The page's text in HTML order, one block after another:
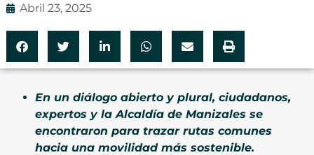
Abril 23, 2025
En un diálogo abierto y plural, ciudadanos,
expertos y la Alcaldía de Manizales se
encontraron para trazar rutas comunes
hacia una movilidad más sostenible.